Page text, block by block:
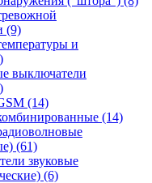
(9)
и
выключатели
(14)
(14)
(61)
звуковые
(6)